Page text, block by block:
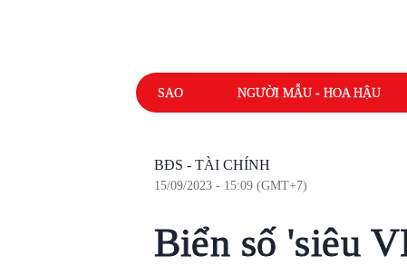
SAO NGƯỜI MẪU - HOA HẬU
BĐS - TÀI CHÍNH
15/09/2023 - 15:09 (GMT+7)
Biển số 'siêu